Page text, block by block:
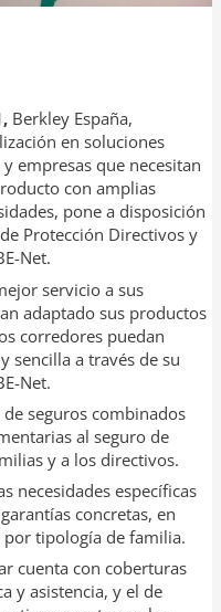
Berkley España,
en soluciones
empresas que necesitan
con amplias
pone a disposición
Protección Directivos y
Net.
servicio a sus
adaptado sus productos
corredores puedan
sencilla a través de su
Net.
seguros combinados
al seguro de
y a los directivos.
necesidades específicas
concretas, en
tipología de familia.
cuenta con coberturas
y asistencia, y el de